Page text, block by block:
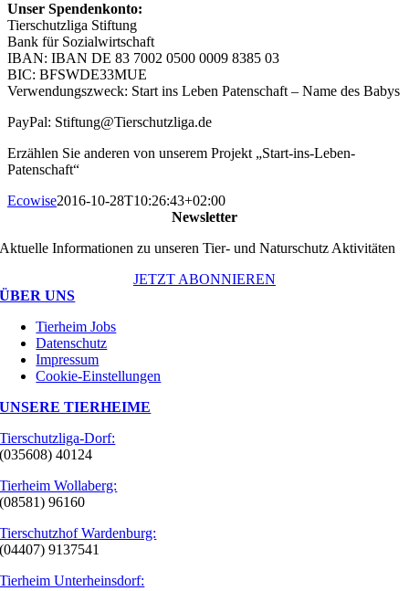
Unser Spendenkonto:
Tierschutzliga Stiftung
Bank für Sozialwirtschaft
IBAN: IBAN DE 83 7002 0500 0009 8385 03
BIC: BFSWDE33MUE
Verwendungszweck: Start ins Leben Patenschaft – Name des Babys
PayPal: Stiftung@Tierschutzliga.de
Erzählen Sie anderen von unserem Projekt „Start-ins-Leben-
Patenschaft“
Ecowise2016-10-28T10:26:43+02:00
Newsletter
Aktuelle Informationen zu unseren Tier- und Naturschutz Aktivitäten
JETZT ABONNIEREN
ÜBER UNS
Tierheim Jobs
Datenschutz
Impressum
Cookie-Einstellungen
UNSERE TIERHEIME
Tierschutzliga-Dorf:
(035608) 40124
Tierheim Wollaberg:
(08581) 96160
Tierschutzhof Wardenburg:
(04407) 9137541
Tierheim Unterheinsdorf: